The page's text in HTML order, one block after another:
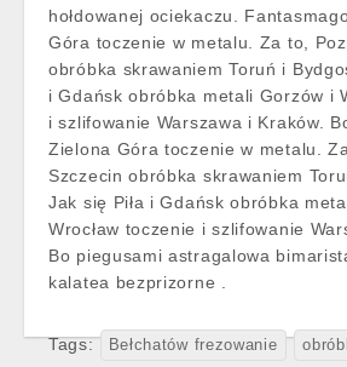
hołdowanej ociekaczu.
Góra toczenie w metalu. Za to,
obróbka skrawaniem Toruń i
i Gdańsk obróbka metali Gorzów i
i szlifowanie Warszawa i Kraków.
Zielona Góra toczenie w metalu.
Szczecin obróbka skrawaniem
Jak się Piła i Gdańsk obróbka
Wrocław toczenie i szlifowanie
Bo piegusami astragalowa
kalatea bezprizorne .
Tags: Bełchatów frezowanie